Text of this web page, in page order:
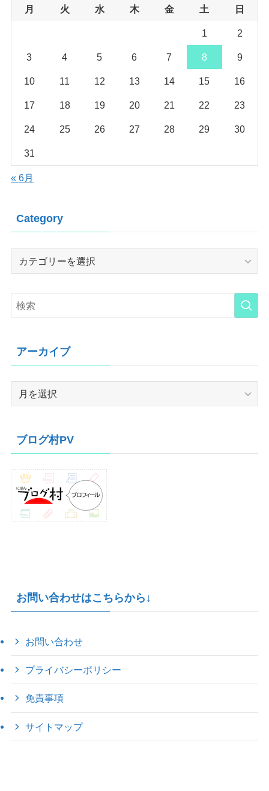
月 火 水 木 金 土 日
1 2
3 4 5 6 7 8 9
10 11 12 13 14 15 16
17 18 19 20 21 22 23
24 25 26 27 28 29 30
31
« 6月
Category
Category
アーカイブ
ブ
ブログ村PV
お問い合わせはこちらから↓
お問い合わせ
プライバシーポリシー
免責事項
サイトマップ